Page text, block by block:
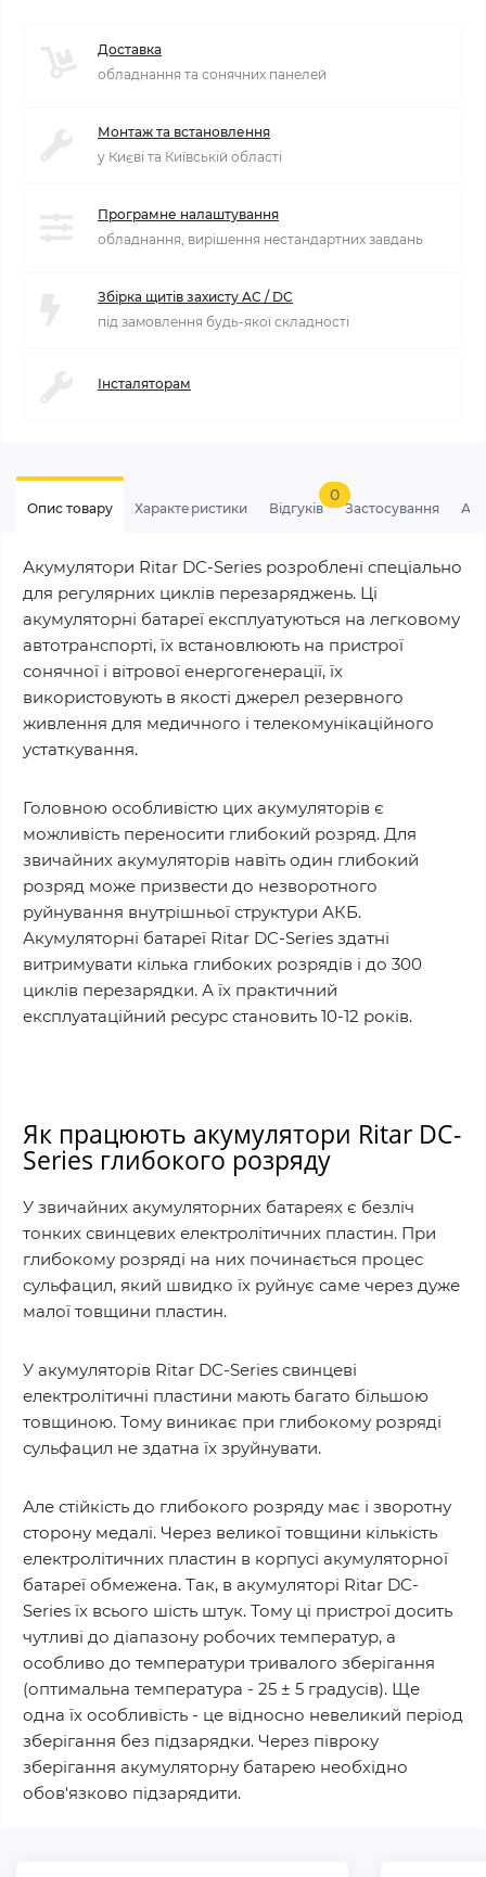
Доставка
обладнання та сонячних панелей
Монтаж та встановлення
у Києві та Київській області
Програмне налаштування
обладнання, вирішення нестандартних завдань
Збірка щитів захисту AC / DC
під замовлення будь-якої складності
Інсталяторам
Опис товару Характеристики Відгуків
0
Застосування
Акумулятори Ritar DC-Series розроблені спеціально
для регулярних циклів перезаряджень. Ці
акумуляторні батареї експлуатуються на легковому
автотранспорті, їх встановлюють на пристрої
сонячної і вітрової енергогенерації, їх
використовують в якості джерел резервного
живлення для медичного і телекомунікаційного
устаткування.
Головною особливістю цих акумуляторів є
можливість переносити глибокий розряд. Для
звичайних акумуляторів навіть один глибокий
розряд може призвести до незворотного
руйнування внутрішньої структури АКБ.
Акумуляторні батареї Ritar DC-Series здатні
витримувати кілька глибоких розрядів і до 300
циклів перезарядки. А їх практичний
експлуатаційний ресурс становить 10-12 років.
Як працюють акумулятори Ritar DC-
Series глибокого розряду
У звичайних акумуляторних батареях є безліч
тонких свинцевих електролітичних пластин. При
глибокому розряді на них починається процес
сульфацил, який швидко їх руйнує саме через дуже
малої товщини пластин.
У акумуляторів Ritar DC-Series свинцеві
електролітичні пластини мають багато більшою
товщиною. Тому виникає при глибокому розряді
сульфацил не здатна їх зруйнувати.
Але стійкість до глибокого розряду має і зворотну
сторону медалі. Через великої товщини кількість
електролітичних пластин в корпусі акумуляторної
батареї обмежена. Так, в акумуляторі Ritar DC-
Series їх всього шість штук. Тому ці пристрої досить
чутливі до діапазону робочих температур, а
особливо до температури тривалого зберігання
(оптимальна температура - 25 ± 5 градусів). Ще
одна їх особливість - це відносно невеликий період
зберігання без підзарядки. Через півроку
зберігання акумуляторну батарею необхідно
обов'язково підзарядити.